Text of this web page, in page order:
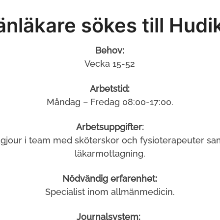
sökes till
Behov:
Vecka 15-52
Arbetstid:
Måndag – Fredag 08:00-17:00.
Arbetsuppgifter:
i team med sköterskor och fysioterapeuter
läkarmottagning.
Nödvändig erfarenhet:
Specialist inom allmänmedicin.
Journalsystem: